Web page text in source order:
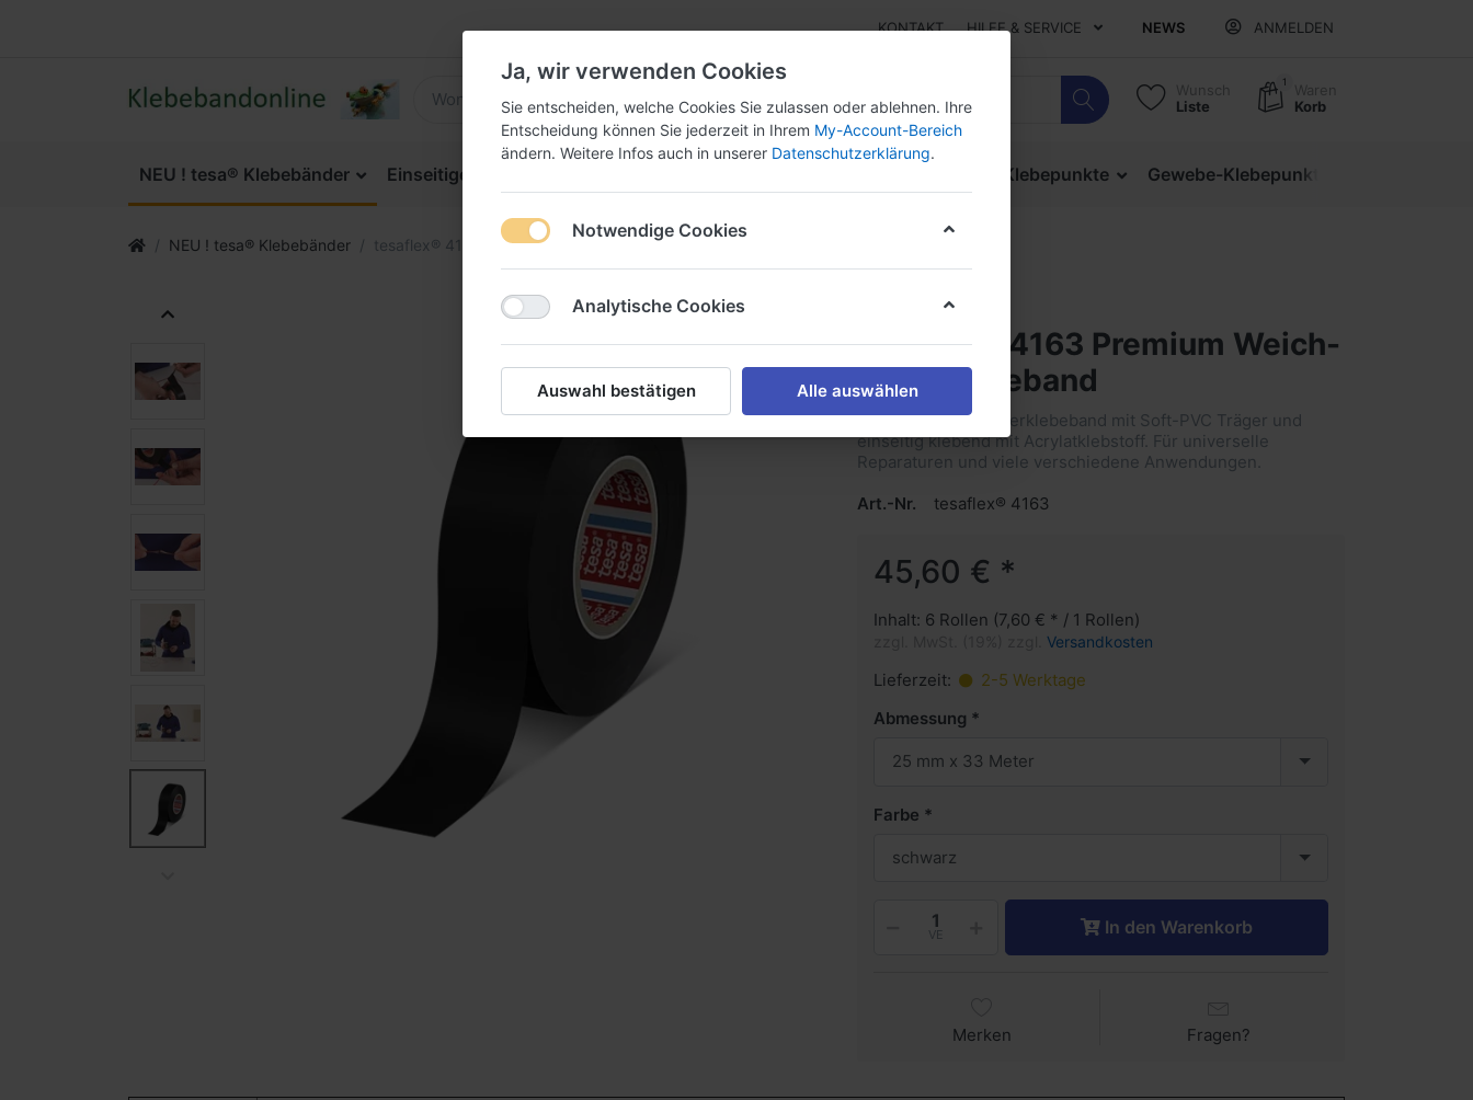
KONTAKT HILFE & SERVICE NEWS ANMELDEN
Wunsch
Liste
1
Waren
Korb
NEU ! tesa® Klebebänder Einseitige Klebebänder Doppelseitige Klebepunkte Gewebe-Klebepunkte
NEU ! tesa® Klebebänder tesaflex® 4163 Premium Weich-PVC-Klebeband
tesaflex® 4163 Premium Weich-
PVC-Klebeband
tesaflex® 4163 Isolierklebeband mit Soft-PVC Träger und
einseitig klebend mit Acrylatklebstoff. Für universelle
Reparaturen und viele verschiedene Anwendungen.
Art.-Nr.
tesaflex® 4163
45,60 € *
Inhalt: 6 Rollen (7,60 € * / 1 Rollen)
Versandkosten
Lieferzeit:
2-5 Werktage
Abmessung
25 mm x 33 Meter
Farbe
schwarz
VE In den Warenkorb
Merken Fragen?
Ja, wir verwenden Cookies
Sie entscheiden, welche Cookies Sie zulassen oder ablehnen. Ihre
Entscheidung können Sie jederzeit in Ihrem My-Account-Bereich
ändern. Weitere Infos auch in unserer Datenschutzerklärung.
Notwendige Cookies
Analytische Cookies
Auswahl bestätigen Alle auswählen